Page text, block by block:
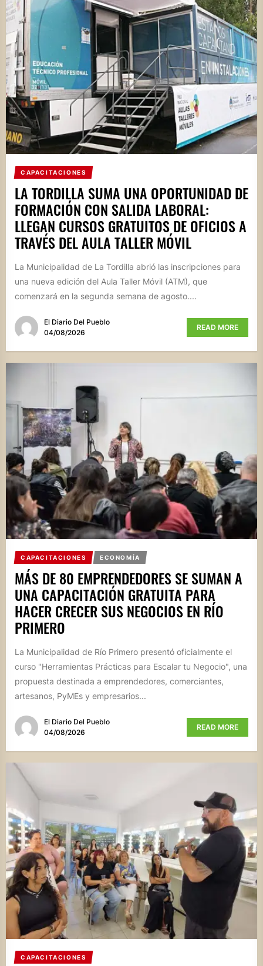
CAPACITACIONES
LA TORDILLA SUMA UNA OPORTUNIDAD DE
FORMACIÓN CON SALIDA LABORAL:
LLEGAN CURSOS GRATUITOS DE OFICIOS A
TRAVÉS DEL AULA TALLER MÓVIL
La Municipalidad de La Tordilla abrió las inscripciones para
una nueva edición del Aula Taller Móvil (ATM), que
comenzará en la segunda semana de agosto....
El Diario Del Pueblo
04/08/2026
READ MORE
CAPACITACIONES ECONOMÍA
MÁS DE 80 EMPRENDEDORES SE SUMAN A
UNA CAPACITACIÓN GRATUITA PARA
HACER CRECER SUS NEGOCIOS EN RÍO
PRIMERO
La Municipalidad de Río Primero presentó oficialmente el
curso "Herramientas Prácticas para Escalar tu Negocio", una
propuesta destinada a emprendedores, comerciantes,
artesanos, PyMEs y empresarios...
El Diario Del Pueblo
04/08/2026
READ MORE
CAPACITACIONES